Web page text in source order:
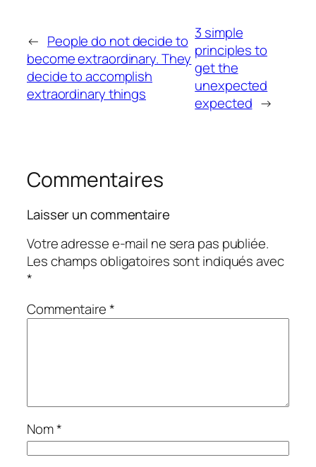
← People do not decide to
become extraordinary. They
decide to accomplish
extraordinary things
3 simple
principles to
get the
unexpected
expected →
Commentaires
Laisser un commentaire
Votre adresse e-mail ne sera pas publiée.
Les champs obligatoires sont indiqués avec
*
Commentaire*
Nom*